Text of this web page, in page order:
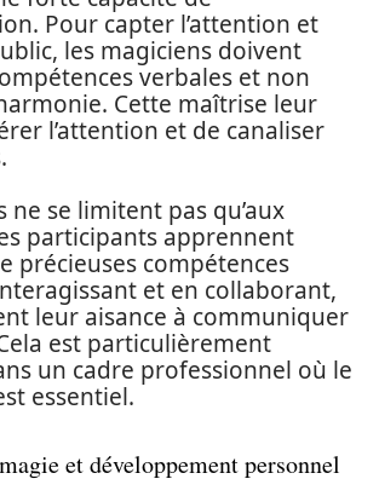
Pour capter l’attention et
les magiciens doivent
verbales et non
Cette maîtrise leur
l’attention et de canaliser
ne se limitent pas qu’aux
participants apprennent
précieuses compétences
et en collaborant,
leur aisance à communiquer
est particulièrement
un cadre professionnel où le
essentiel.
et développement personnel